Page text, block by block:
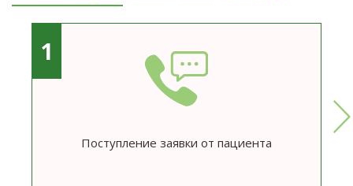
1
Поступление заявки от пациента